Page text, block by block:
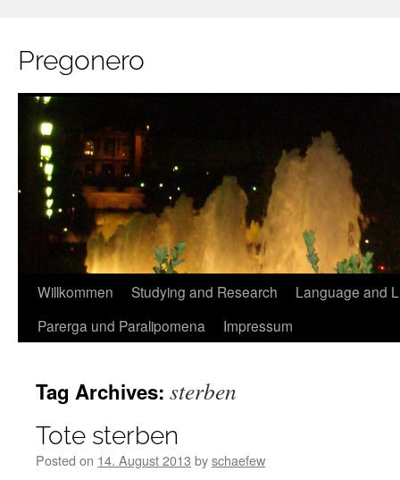
Pregonero
Skip
Willkommen Studying and Research
Language and
Parerga und Paralipomena
Impressum
Tag Archives: sterben
Tote sterben
Posted on 14. August 2013 byschaefew